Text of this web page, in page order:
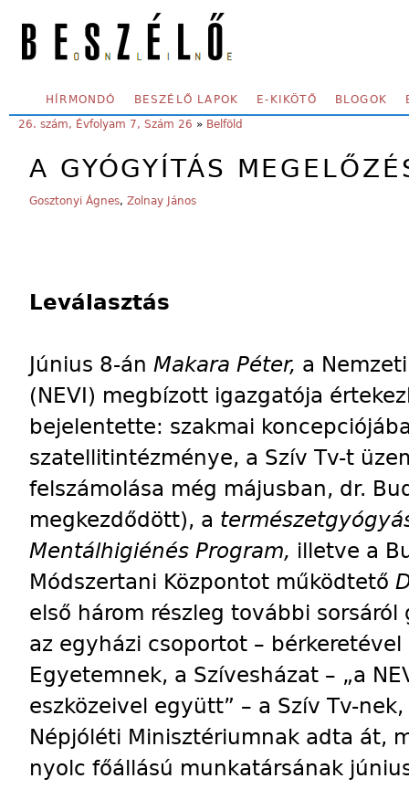
SECONDARY MENU
HÍRMONDÓ BESZÉLŐ LAPOK E-KIKÖTŐ BLOGOK
YOU ARE HERE:
26. szám, Évfolyam 7, Szám 26 » Belföld
A GYÓGYÍTÁS
Gosztonyi Ágnes, Zolnay János
Leválasztás
Június 8-án Makara Péter, a
(NEVI) megbízott igazgatója
bejelentette: szakmai
szatellitintézménye, a Szív Tv-t
felszámolása még májusban, dr.
megkezdődött), a
Mentálhigiénés Program, illetve a
Módszertani Központot működtető
első három részleg további
az egyházi csoportot –
Egyetemnek, a Szívesházat – „a
eszközeivel együtt” – a Szív Tv-
Népjóléti Minisztériumnak adta át,
nyolc főállású munkatársának